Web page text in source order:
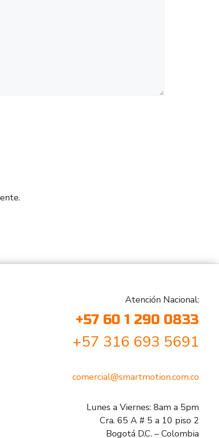
Atención Nacional:
+57 60 1 290 0833
+57 316 693 5691
comercial@smartmotion.com.co
Lunes a Viernes: 8am a 5pm
Cra. 65 A # 5 a 10 piso 2
Bogotá D.C. – Colombia